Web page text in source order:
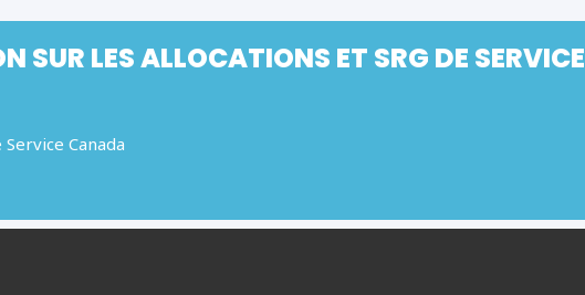
SUR LES ALLOCATIONS ET SRG DE SERVICE
Canada